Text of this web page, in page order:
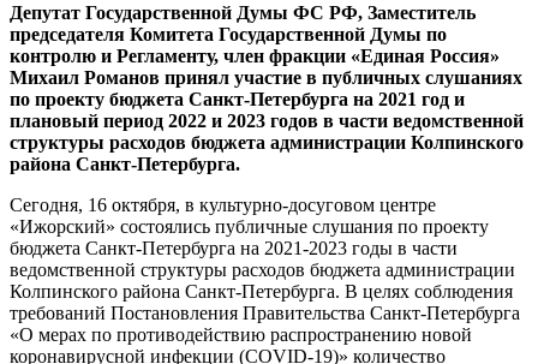
Депутат Государственной Думы ФС РФ, Заместитель
председателя Комитета Государственной Думы по
контролю и Регламенту, член фракции «Единая Россия»
Михаил Романов принял участие в публичных слушаниях
по проекту бюджета Санкт-Петербурга на 2021 год и
плановый период 2022 и 2023 годов в части ведомственной
структуры расходов бюджета администрации Колпинского
района Санкт-Петербурга.
Сегодня, 16 октября, в культурно-досуговом центре
«Ижорский» состоялись публичные слушания по проекту
бюджета Санкт-Петербурга на 2021-2023 годы в части
ведомственной структуры расходов бюджета администрации
Колпинского района Санкт-Петербурга. В целях соблюдения
требований Постановления Правительства Санкт-Петербурга
«О мерах по противодействию распространению новой
коронавирусной инфекции (COVID-19)» количество